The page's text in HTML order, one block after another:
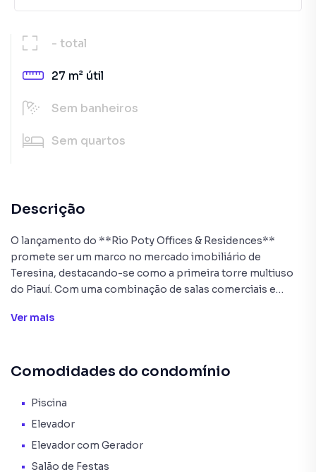
- total
27 m² útil
Sem banheiros
Sem quartos
Descrição
O lançamento do **Rio Poty Offices & Residences**
promete ser um marco no mercado imobiliário de
Teresina, destacando-se como a primeira torre multiuso
do Piauí. Com uma combinação de salas comerciais e
conforto e uma infraestrutura moderna.
pavimento medindo 27m², mais 2 salas de reuniões e
com Academia, Lavanderia, Salão de Festas, Piscina com
Deck e Bar, Marketplace, Coworking, Delivery, Lounge
com 42m² e 54m² (todos com varanda).
Ver mais
Comodidades do condomínio
Piscina
Elevador
Elevador com Gerador
Salão de Festas